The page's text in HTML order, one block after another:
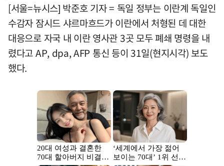
[서울=뉴시스] 박준호 기자 = 독일 정부는 이란계 독일인
수감자 잠시드 샤르마흐드가 이란에서 처형된 데 대한
대응으로 자국 내 이란 영사관 3곳 모두 폐쇄 명령을 내
렸다고 AP, dpa, AFP 통신 등이 31일(현지시각) 보도
했다.